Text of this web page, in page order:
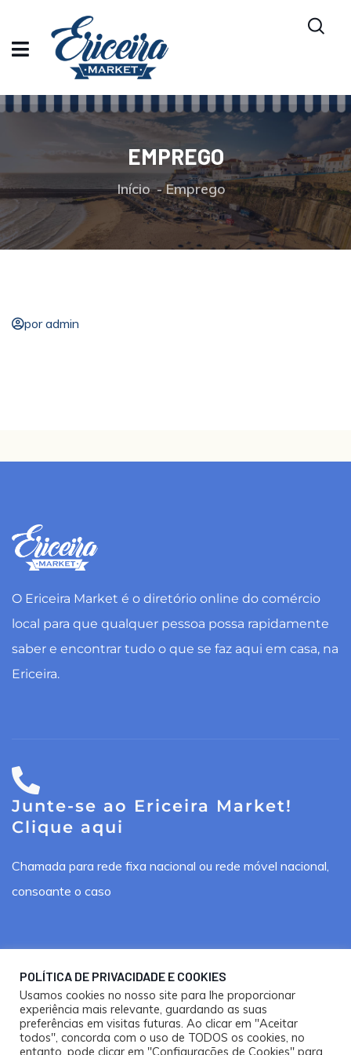
EMPREGO
Início Emprego
por admin
O Ericeira Market é o diretório online do comércio
local para que qualquer pessoa possa rapidamente
saber e encontrar tudo o que se faz aqui em casa, na
Ericeira.
Junte-se ao Ericeira Market!
Clique aqui
Chamada para rede fixa nacional ou rede móvel nacional,
consoante o caso
Ericeira Market ®. Todos os direitos reservados.
Design porHappy Bizze Nooma Studios
POLÍTICA DE PRIVACIDADE E COOKIES
Usamos cookies no nosso site para lhe proporcionar
experiência mais relevante, guardando as suas
preferências em visitas futuras. Ao clicar em "Aceitar
todos", concorda com o uso de TODOS os cookies, no
entanto, pode clicar em "Configurações de Cookies" para